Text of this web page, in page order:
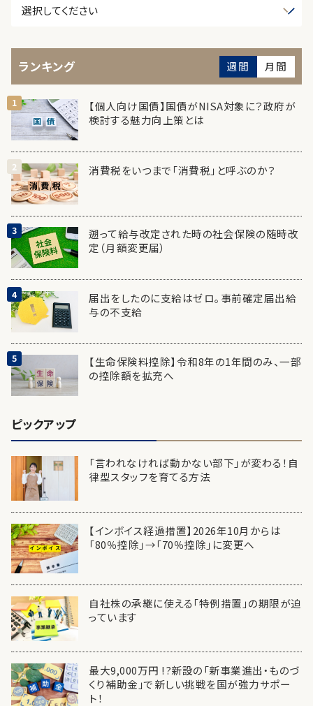
ランキング 週間 月間
【個人向け国債】国債がNISA対象に？政府が
検討する魅力向上策とは
消費税をいつまで「消費税」と呼ぶのか？
遡って給与改定された時の社会保険の随時改
定（月額変更届）
届出をしたのに支給はゼロ。事前確定届出給
与の不支給
【生命保険料控除】令和8年の1年間のみ、一部
の控除額を拡充へ
ピックアップ
「言われなければ動かない部下」が変わる！自
律型スタッフを育てる方法
【インボイス経過措置】2026年10月からは
「80％控除」→「70％控除」に変更へ
自社株の承継に使える「特例措置」の期限が迫
っています
最大9,000万円 !?新設の「新事業進出・ものづ
くり補助金」で新しい挑戦を国が強力サポー
ト！